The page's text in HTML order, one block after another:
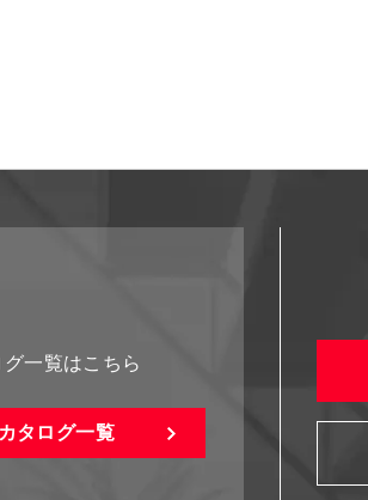
一覧はこちら
カタログ一覧